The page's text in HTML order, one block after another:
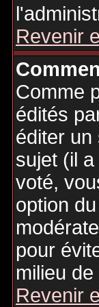
Revenir
Comme
édités
éditer un
sujet (il
voté,
option
pour
milieu
Revenir